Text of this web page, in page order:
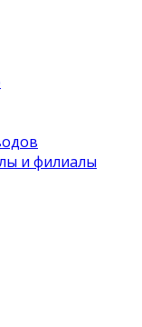
и филиалы